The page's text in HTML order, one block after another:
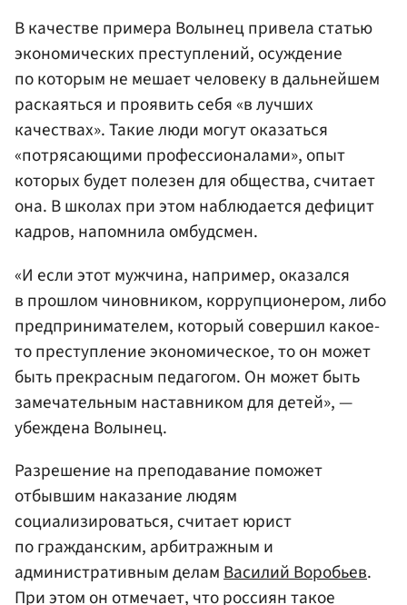
В качестве примера Волынец привела статью
экономических преступлений, осуждение
по которым не мешает человеку в дальнейшем
раскаяться и проявить себя «в лучших
качествах». Такие люди могут оказаться
«потрясающими профессионалами», опыт
которых будет полезен для общества, считает
она. В школах при этом наблюдается дефицит
кадров, напомнила омбудсмен.
«И если этот мужчина, например, оказался
в прошлом чиновником, коррупционером, либо
предпринимателем, который совершил какое-
то преступление экономическое, то он может
быть прекрасным педагогом. Он может быть
замечательным наставником для детей», —
убеждена Волынец.
Разрешение на преподавание поможет
отбывшим наказание людям
социализироваться, считает юрист
по гражданским, арбитражным и
административным деламВасилий Воробьев.
При этом он отмечает, что россиян такое